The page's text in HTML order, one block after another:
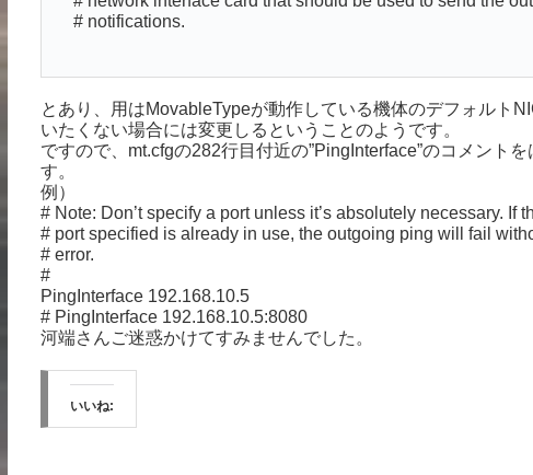
# notifications.
とあり、用はMovableTypeが動作している機体のデフォルト
いたくない場合には変更しるということのようです。
ですので、mt.cfgの282行目付近の”PingInterface”のコメント
す。
例）
# Note: Don’t specify a port unless it’s absolutely necessary. If
# port specified is already in use, the outgoing ping will fail
# error.
#
PingInterface 192.168.10.5
# PingInterface 192.168.10.5:8080
河端さんご迷惑かけてすみませんでした。
いいね: